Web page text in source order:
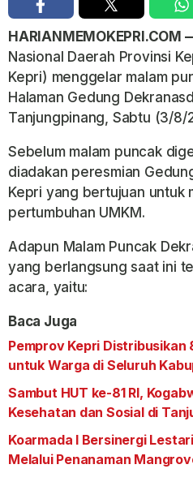
HARIANMEMOKEPRI.COM
Nasional Daerah Provinsi
Kepri) menggelar malam
Halaman Gedung
Tanjungpinang, Sabtu (3/8/
Sebelum malam puncak
diadakan peresmian
Kepri yang bertujuan untuk
pertumbuhan UMKM.
Adapun Malam Puncak
yang berlangsung saat ini
acara, yaitu:
Baca Juga
Pemprov Kepri Distribusikan
untuk Warga di Seluruh
Sambut HUT ke-81 RI,
Kesehatan dan Sosial di
Koarmada I Bersinergi
Melalui Penanaman